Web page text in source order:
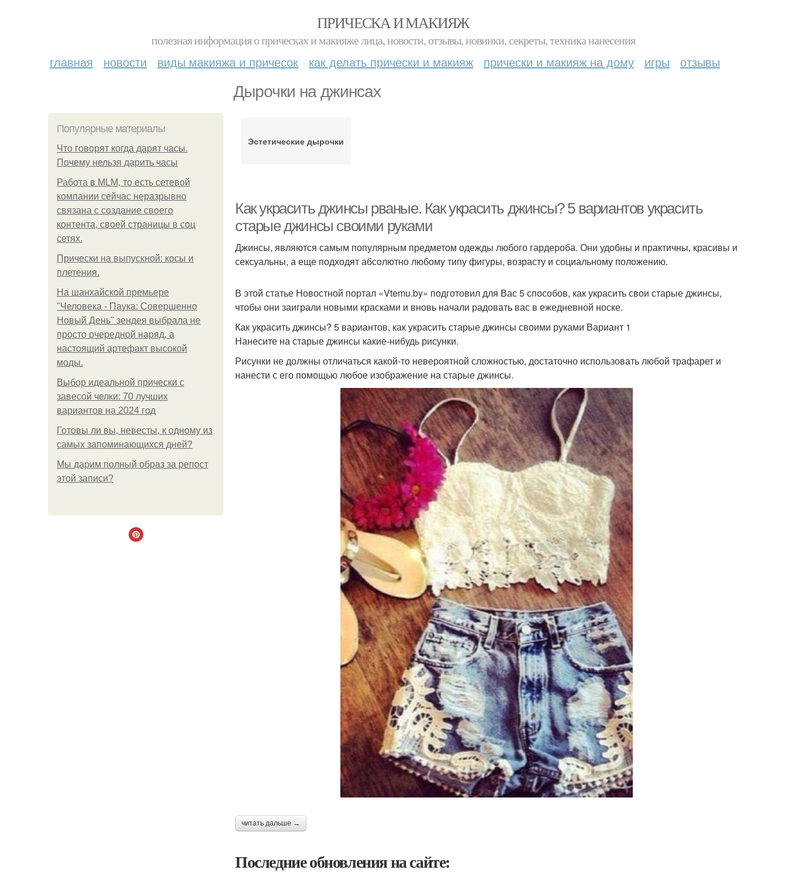
ПРИЧЕСКА И МАКИЯЖ
полезная информация о прическах и макияже лица, новости, отзывы, новинки, секреты, техника нанесения
главная новости виды макияжа и причесок как делать прически и макияж прически и макияж на дому игры отзывы
Дырочки на джинсах
Популярные материалы
Что говорят когда дарят часы.
Почему нельзя дарить часы
Работа в MLM, то есть сетевой
компании сейчас неразрывно
связана с создание своего
контента, своей страницы в соц
сетях.
Прически на выпускной: косы и
плетения.
На шанхайской премьере
"Человека - Паука: Совершенно
Новый День" зендея выбрала не
просто очередной наряд, а
настоящий артефакт высокой
моды.
Выбор идеальной прически с
завесой челки: 70 лучших
вариантов на 2024 год
Готовы ли вы, невесты, к одному из
самых запоминающихся дней?
Мы дарим полный образ за репост
этой записи?
Эстетические дырочки
Как украсить джинсы рваные. Как украсить джинсы? 5 вариантов украсить
старые джинсы своими руками
Джинсы, являются самым популярным предметом одежды любого гардероба. Они удобны и практичны, красивы и
сексуальны, а еще подходят абсолютно любому типу фигуры, возрасту и социальному положению.
В этой статье Новостной портал «Vtemu.by» подготовил для Вас 5 способов, как украсить свои старые джинсы,
чтобы они заиграли новыми красками и вновь начали радовать вас в ежедневной носке.
Как украсить джинсы? 5 вариантов, как украсить старые джинсы своими руками Вариант 1
Нанесите на старые джинсы какие-нибудь рисунки.
Рисунки не должны отличаться какой-то невероятной сложностью, достаточно использовать любой трафарет и
нанести с его помощью любое изображение на старые джинсы.
читать дальше →
Последние обновления на сайте: